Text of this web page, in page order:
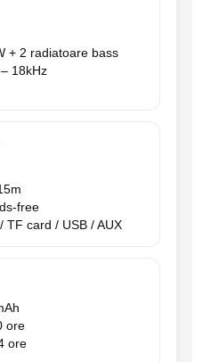
+ 2 radiatoare bass
18kHz
free
TF card / USB / AUX
ore
ore